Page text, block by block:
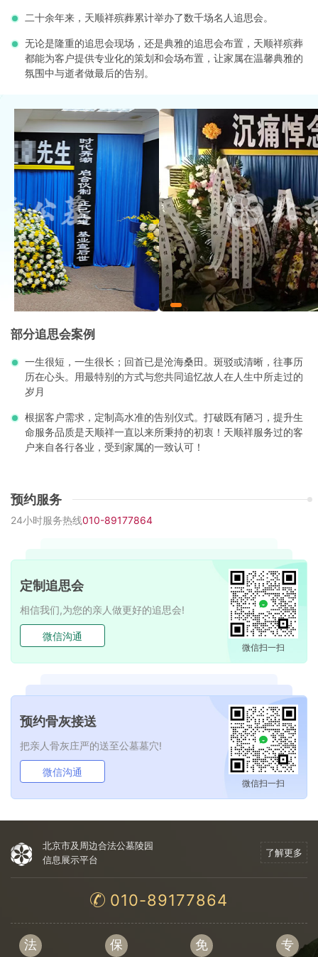
二十余年来，天顺祥殡葬累计举办了数千场名人追思会。
无论是隆重的追思会现场，还是典雅的追思会布置，天顺祥殡葬
都能为客户提供专业化的策划和会场布置，让家属在温馨典雅的
氛围中与逝者做最后的告别。
部分追思会案例
一生很短，一生很长；回首已是沧海桑田。斑驳或清晰，往事历
历在心头。用最特别的方式与您共同追忆故人在人生中所走过的
岁月
根据客户需求，定制高水准的告别仪式。打破既有陋习，提升生
命服务品质是天顺祥一直以来所秉持的初衷！天顺祥服务过的客
户来自各行各业，受到家属的一致认可！
预约服务
24小时服务热线010-89177864
定制追思会
相信我们,为您的亲人做更好的追思会!
微信沟通
微信扫一扫
预约骨灰接送
把亲人骨灰庄严的送至公墓墓穴!
微信沟通
微信扫一扫
北京市及周边合法公墓陵园
信息展示平台
了解更多
010-89177864
法 保 免 专